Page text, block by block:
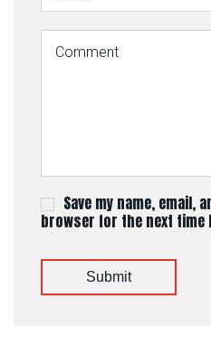
Save my name, email,
browser for the next time
Submit